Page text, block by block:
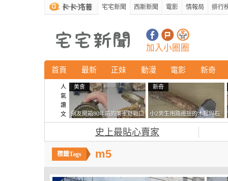
宅宅新聞 西斯新聞 電影 情報局 排行
加入小圈圈
首頁 最新 正妹 動漫 電影 新奇
人
氣
讚
文
美食
網友開箱80年前的美軍野戰口
糧 罐頭本身保存良好，但裡
面的味道...
新奇
小2男生用路邊撿的木棍與石
頭做成了《石斧》馬麻打開書
包嚇一跳怎麼會有這種東
西！？
史上最貼心賣家
m5